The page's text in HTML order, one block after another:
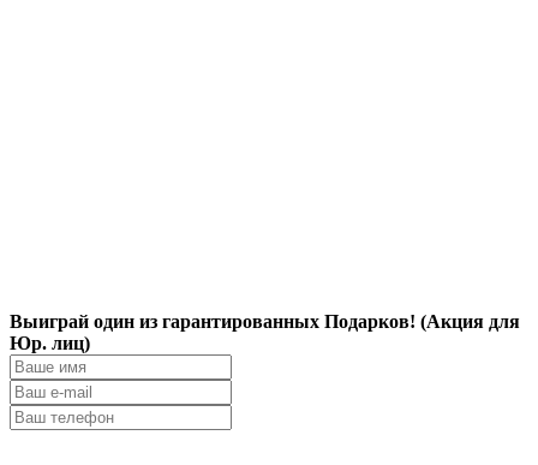
Выиграй один из гарантированных Подарков! (Акция для
Юр. лиц)